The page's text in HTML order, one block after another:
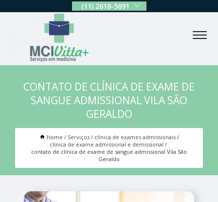
(11) 2618-5691
CONTATO DE CLÍNICA DE EXAME DE
SANGUE ADMISSIONAL VILA SÃO
GERALDO
Home Serviços
clínica de exames admissionais
clínica de exame admissional e demissional
contato de clínica de exame de sangue admissional Vila São
Geraldo